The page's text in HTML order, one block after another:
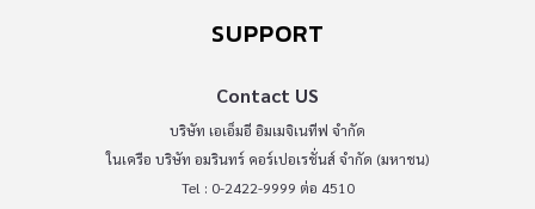
SUPPORT
Contact US
บริษัท เอเอ็มอี อิมเมจิเนทีฟ จำกัด
ในเครือ บริษัท อมรินทร์ คอร์เปอเรชั่นส์ จำกัด (มหาชน)
Tel : 0-2422-9999 ต่อ 4510